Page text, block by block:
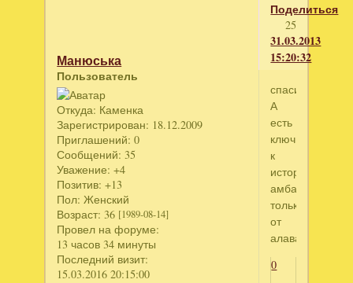
Поделиться
25
31.03.2013
15:20:32
Манюська
Пользователь
Откуда: Каменка
Зарегистрирован: 18.12.2009
Приглашений: 0
Сообщений: 35
Уважение: +4
Позитив: +13
Пол: Женский
Возраст: 36 [1989-08-14]
Провел на форуме:
13 часов 34 минуты
Последний визит:
15.03.2016 20:15:00
спасибо!!!!
А
есть
ключик
к
история
амбара
только
от
алавар???
0